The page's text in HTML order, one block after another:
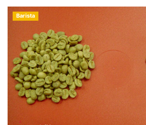
Barista